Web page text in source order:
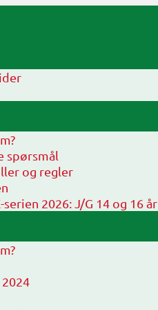
spørsmål
og regler
serien 2026: J/G 14 og 16 år
2024